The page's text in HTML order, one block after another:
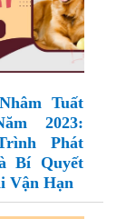
Tuất
2023:
Phát
Bí Quyết
Vận Hạn